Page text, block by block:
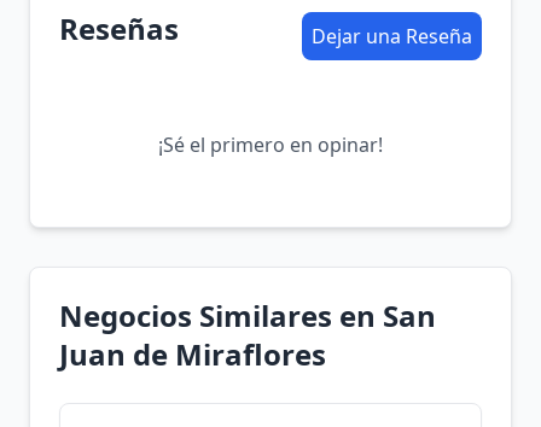
Reseñas Dejar una Reseña
¡Sé el primero en opinar!
Negocios Similares en San
Juan de Miraflores